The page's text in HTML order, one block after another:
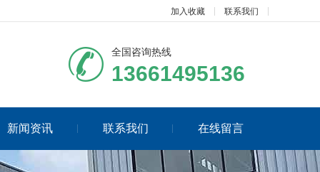
加入收藏 联系我们
全国咨询热线
13661495136
新闻资讯 联系我们 在线留言